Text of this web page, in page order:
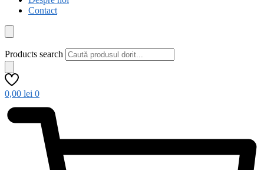
Contact
Products search
0,00 lei 0